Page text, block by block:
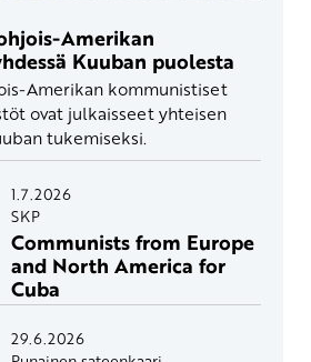
Amerikan
Kuuban puolesta
Amerikan kommunistiset
ovat julkaisseet yhteisen
tukemiseksi.
1.7.2026
SKP
Communists from Europe
and North America for
Cuba
29.6.2026